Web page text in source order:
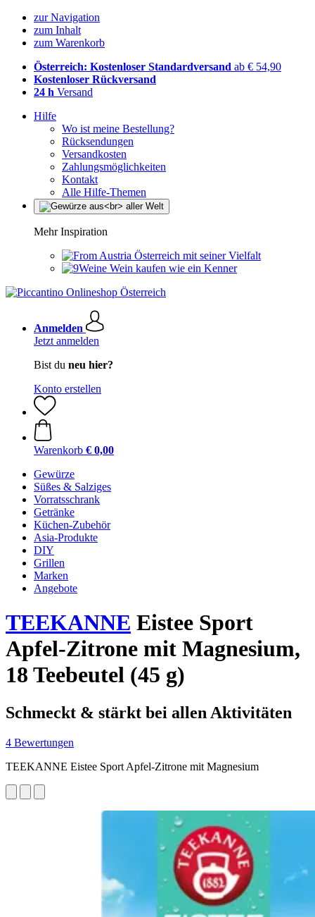
zur Navigation
zum Inhalt
zum Warenkorb
Österreich: Kostenloser Standardversand ab € 54,90
Kostenloser Rückversand
24 h Versand
Hilfe
Wo ist meine Bestellung?
Rücksendungen
Versandkosten
Zahlungsmöglichkeiten
Kontakt
Alle Hilfe-Themen
Mehr Inspiration
Österreich mit seiner Vielfalt
Wein kaufen wie ein Kenner
Anmelden
Jetzt anmelden
Bist du neu hier?
Konto erstellen
Warenkorb € 0,00
Gewürze
Süßes & Salziges
Vorratsschrank
Getränke
Küchen-Zubehör
Asia-Produkte
DIY
Grillen
Marken
Angebote
TEEKANNE Eistee Sport
Apfel-Zitrone mit Magnesium,
18 Teebeutel (45 g)
Schmeckt & stärkt bei allen Aktivitäten
4 Bewertungen
TEEKANNE Eistee Sport Apfel-Zitrone mit Magnesium